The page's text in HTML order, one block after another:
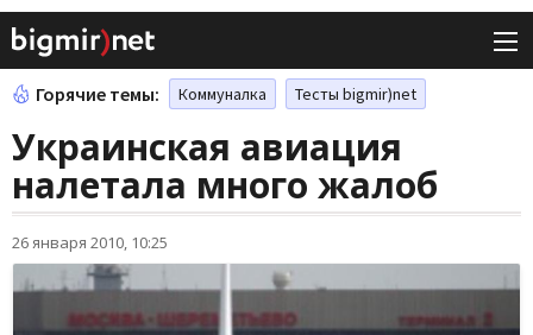
Горячие темы: Коммуналка Тесты bigmir)net
Украинская авиация
налетала много жалоб
26 января 2010, 10:25